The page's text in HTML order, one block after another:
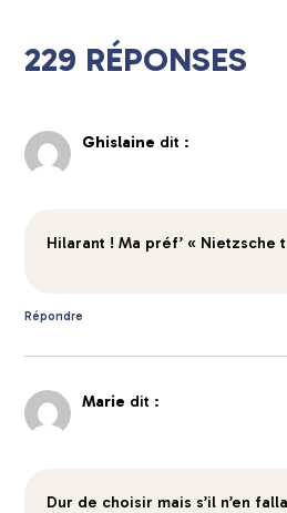
229 RÉPONSES
Ghislaine dit :
Hilarant ! Ma préf’ « Nietzsche
Répondre
Marie dit :
Dur de choisir mais s’il n’en